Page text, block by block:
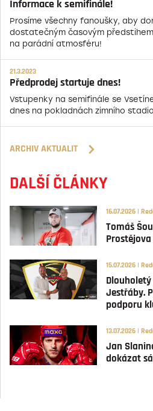
Informace k semifinále!
Prosíme všechny fanoušky, aby
dostatečným časovým
na parádní atmosféru!
21.3.2023
Předprodej startuje dnes!
Vstupenky na semifinále se
dnes na pokladnách zimního
ARCHIV AKTUALIT
DALŠÍ ČLÁNKY
16.07.2026 |
Tomáš
15.07.2026 |
Jestřáby.
podporu
13.07.2026 |
Jan
dokázat